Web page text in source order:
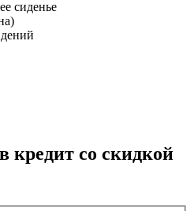
сиденье
кредит со скидкой